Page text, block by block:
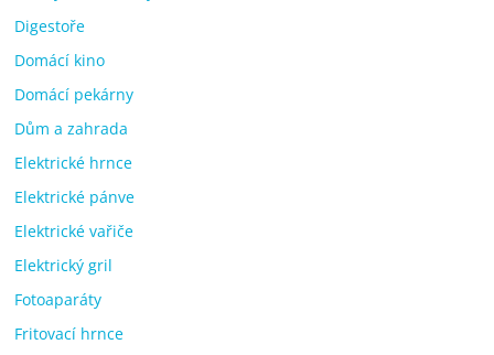
Digestoře
Domácí kino
Domácí pekárny
Dům a zahrada
Elektrické hrnce
Elektrické pánve
Elektrické vařiče
Elektrický gril
Fotoaparáty
Fritovací hrnce